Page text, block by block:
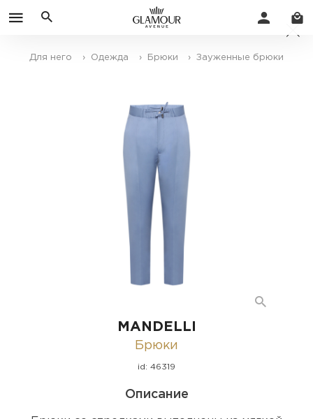
Для него › Одежда › Брюки › Зауженные брюки
MANDELLI
Брюки
id: 46319
Описание